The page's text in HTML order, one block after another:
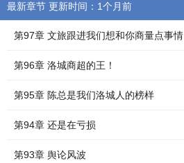
最新章节 更新时间：1个月前
第97章 文旅跟进我们想和你商量点事情
第96章 洛城商超的王！
第95章 陈总是我们洛城人的榜样
第94章 还是在亏损
第93章 舆论风波